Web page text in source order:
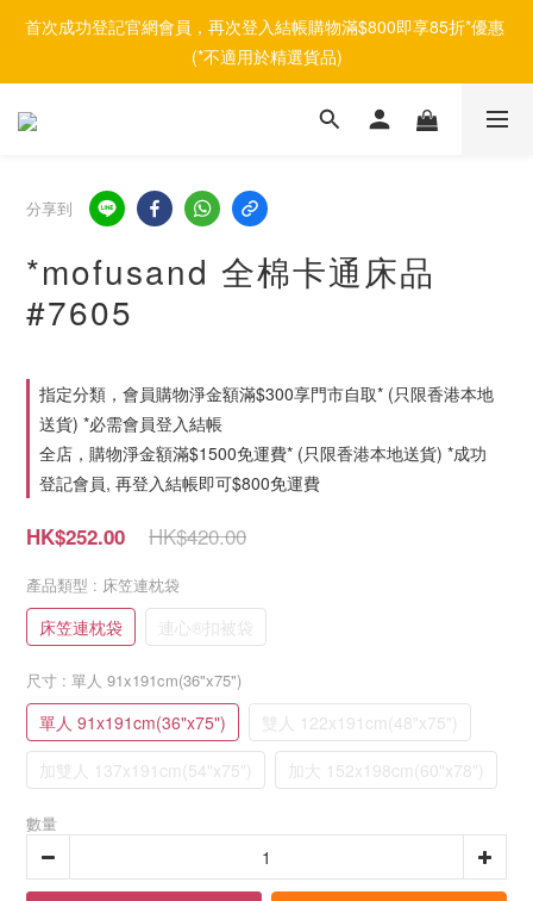
首次成功登記官網會員，再次登入結帳購物滿$800即享85折*優惠
(*不適用於精選貨品)
分享到
*mofusand 全棉卡通床品
#7605
指定分類，會員購物淨金額滿$300享門市自取* (只限香港本地
送貨) *必需會員登入結帳
全店，購物淨金額滿$1500免運費* (只限香港本地送貨) *成功
登記會員, 再登入結帳即可$800免運費
HK$420.00
HK$252.00
產品類型 : 床笠連枕袋
床笠連枕袋 連心®扣被袋
尺寸 : 單人 91x191cm(36"x75")
單人 91x191cm(36"x75")
雙人 122x191cm(48"x75")
加雙人 137x191cm(54"x75")
加大 152x198cm(60"x78")
數量